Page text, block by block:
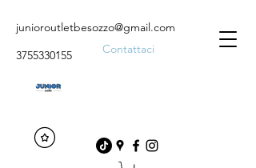
junioroutletbesozzo@gmail.com
Contattaci
3755330155